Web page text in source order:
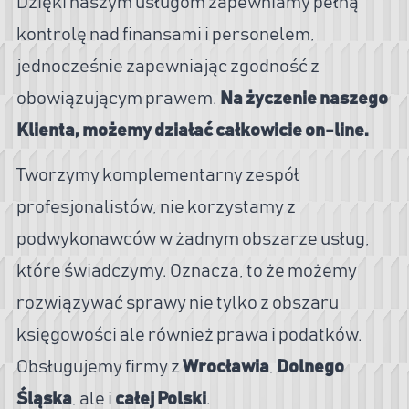
kontrolę nad finansami i personelem,
jednocześnie zapewniając zgodność z
obowiązującym prawem. Na życzenie naszego
Klienta, możemy działać całkowicie on-line.
Tworzymy komplementarny zespół
profesjonalistów, nie korzystamy z
podwykonawców w żadnym obszarze usług,
które świadczymy. Oznacza, to że możemy
rozwiązywać sprawy nie tylko z obszaru
księgowości ale również prawa i podatków.
Obsługujemy firmy z Wrocławia
Dolnego
Śląska , ale i całej Polski.